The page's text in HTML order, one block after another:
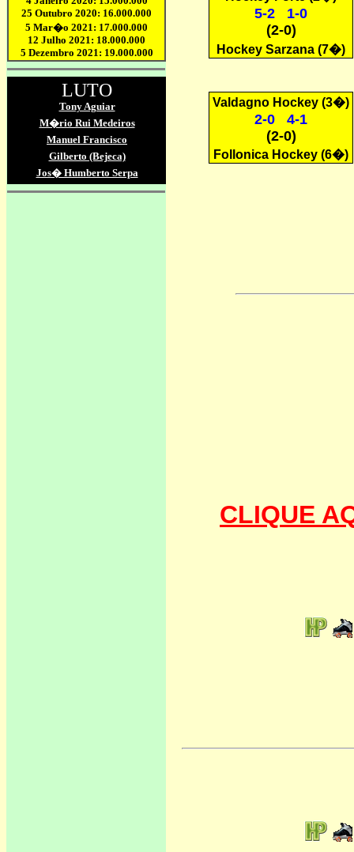
5-2 1-0
(2-0)
Hockey Sarzana (7�)
Valdagno Hockey (3�)
2-0 4-1
(2-0)
Follonica Hockey (6�)
CLIQUE